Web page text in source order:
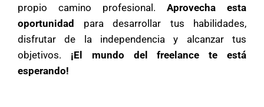
propio camino profesional. Aprovecha esta
oportunidad
para desarrollar tus habilidades,
disfrutar de la independencia y alcanzar tus
objetivos. ¡El mundo del freelance te está
esperando!